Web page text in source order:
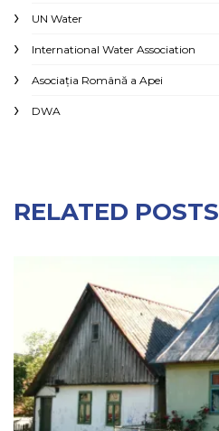
UN Water
International Water Association
Asociaţia Română a Apei
DWA
RELATED POSTS